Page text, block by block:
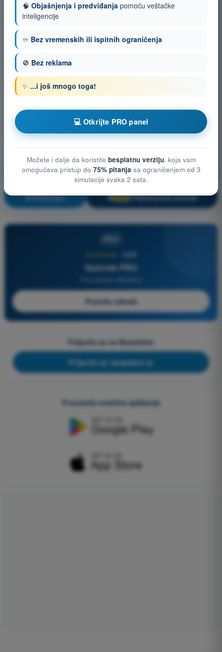
Opšte poznavanje bespilotnih vazduhoplova (UAS)
Vežbanje! 🔒 PRO Objašnjenje pitanja
4,6/5
Quizvds PRO
Počnite odmah
Prijavite se na Newsletter
Prijavite se, besplatno je
Preuzmite mobilne aplikacije
🧠 Objašnjenja i predviđanja pomoću veštačke
inteligencije
♾️ Bez vremenskih ili ispitnih ograničenja
🚫 Bez reklama
✨ ...i još mnogo toga!
💻 Otkrijte PRO panel
Možete i dalje da koristite besplatnu verziju, koja vam
omogućava pristup do 75% pitanja sa ograničenjem od 3
simulacije svaka 2 sata.